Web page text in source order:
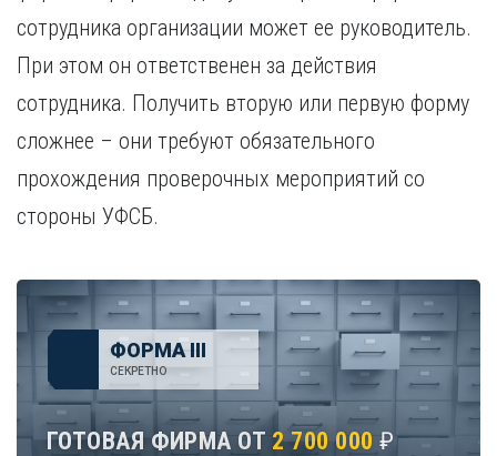
сотрудника организации может ее руководитель.
При этом он ответственен за действия
сотрудника. Получить вторую или первую форму
сложнее – они требуют обязательного
прохождения проверочных мероприятий со
стороны УФСБ.
ФОРМА III
СЕКРЕТНО
ГОТОВАЯ ФИРМА ОТ 2 700 000 ₽